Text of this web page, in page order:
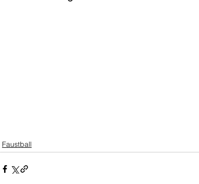
Faustball